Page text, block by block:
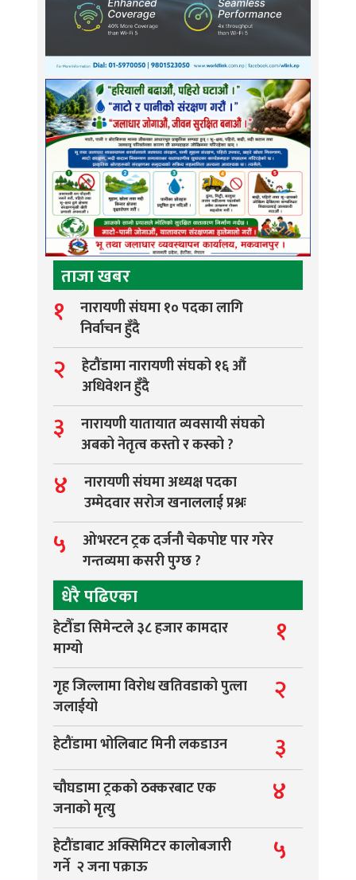
ताजा खबर
१
नारायणी संघमा १० पदका लागि
निर्वाचन हुँदै
२
हेटौंडामा नारायणी संघको १६ औं
अधिवेशन हुँदै
३
नारायणी यातायात व्यवसायी संघको
अबको नेतृत्व कस्तो र कस्को ?
४
नारायणी संघमा अध्यक्ष पदका
उम्मेदवार सरोज खनाललाई प्रश्नः
५
ओभरटन ट्रक दर्जनौ चेकपोष्ट पार गरेर
गन्तव्यमा कसरी पुग्छ ?
धेरै पढिएका
हेटौँडा सिमेन्टले ३८ हजार कामदार
माग्यो
१
गृह जिल्लामा विरोध खतिवडाको पुत्ला
जलाईयो
२
हेटौंडामा भोलिबाट मिनी लकडाउन ३
चौघडामा ट्रकको ठक्करबाट एक
जनाको मृत्यु
४
हेटौंडाबाट अक्सिमिटर कालोबजारी
गर्ने २ जना पक्राऊ
५